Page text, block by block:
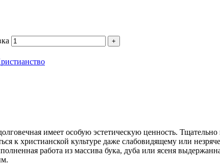
имеет особую эстетическую ценность.
к христианской культуре даже слабовидящему или
работа из массива бука, дуба или ясеня